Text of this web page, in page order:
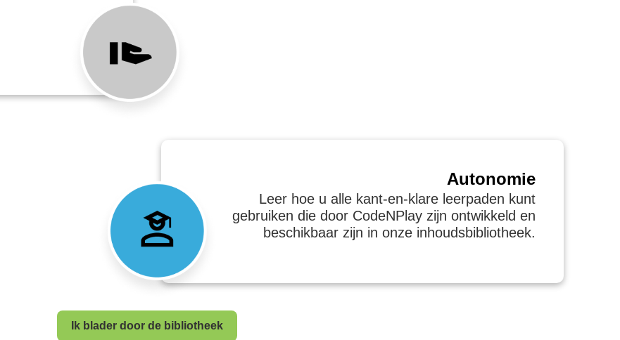
Autonomie
Leer hoe u alle kant-en-klare leerpaden kunt
gebruiken die door CodeNPlay zijn ontwikkeld en
beschikbaar zijn in onze inhoudsbibliotheek.
Ik blader door de bibliotheek